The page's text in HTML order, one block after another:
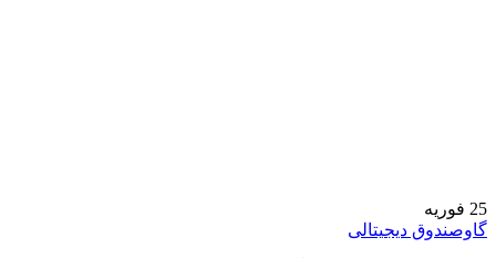
25 فوریه
گاوصندوق دیجیتالی